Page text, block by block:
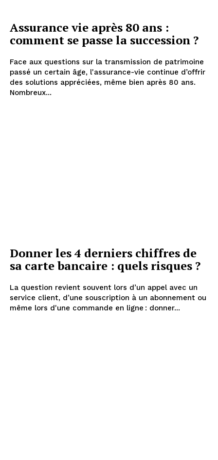
Assurance vie après 80 ans :
comment se passe la succession ?
Face aux questions sur la transmission de patrimoine
passé un certain âge, l'assurance-vie continue d’offrir
des solutions appréciées, même bien après 80 ans.
Nombreux...
Donner les 4 derniers chiffres de
sa carte bancaire : quels risques ?
La question revient souvent lors d’un appel avec un
service client, d’une souscription à un abonnement ou
même lors d'une commande en ligne : donner...